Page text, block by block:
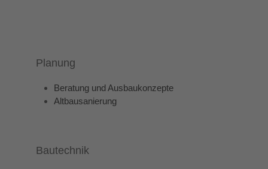
Planung
Beratung und Ausbaukonzepte
Altbausanierung
Bautechnik